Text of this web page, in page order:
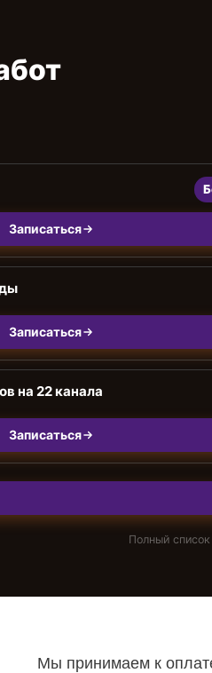
Записаться
Записаться
на 22 канала
Записаться
Полный
Мы принимаем к